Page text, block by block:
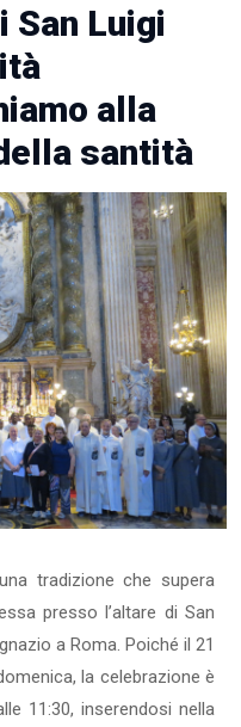
San Luigi
alla
santità
tradizione che supera
presso l’altare di San
a Roma. Poiché il 21
la celebrazione è
11:30, inserendosi nella